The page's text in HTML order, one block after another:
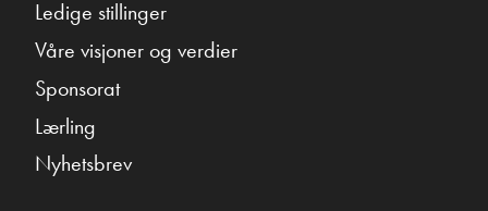
Ledige stillinger
Våre visjoner og verdier
Sponsorat
Lærling
Nyhetsbrev